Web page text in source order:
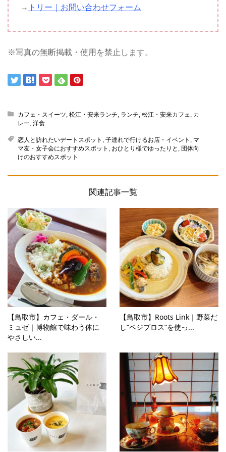
→ トリー｜お問い合わせフォーム
※写真の無断掲載・使用を禁止します。
カフェ・スイーツ, 松江・安来ランチ, ランチ, 松江・安来カフェ, カ
レー, 洋食
恋人と訪れたいデートスポット , 子連れで行けるお店・イベント , マ
マ友・女子会におすすめスポット , おひとり様でゆったりと , 団体向
けのおすすめスポット
関連記事一覧
【鳥取市】カフェ・ダール・
ミュゼ｜博物館で味わう体に
やさしい...
【鳥取市】Roots Link｜野菜だ
し“ベジブロス”を使っ...